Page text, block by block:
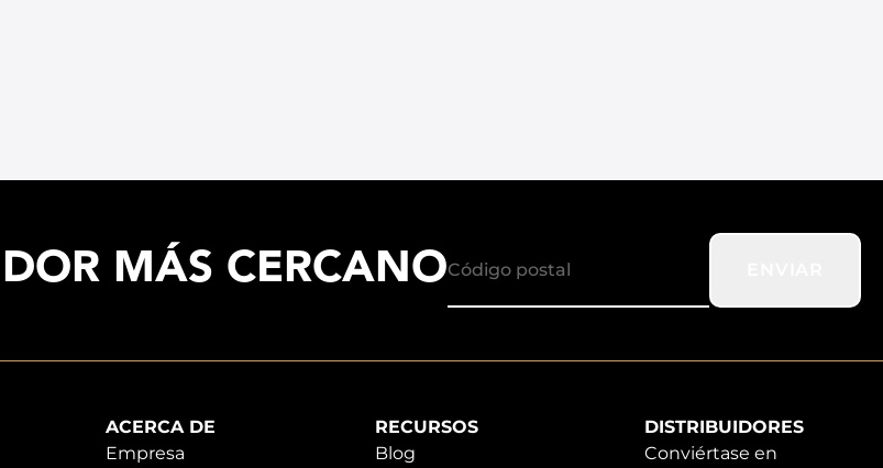
MÁS CERCANO
ACERCA DE
Empresa
RECURSOS
Blog
DISTRIBUIDORES
Conviértase en